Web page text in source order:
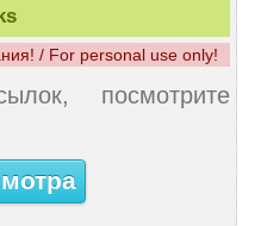
/ For personal use only!
посмотрите